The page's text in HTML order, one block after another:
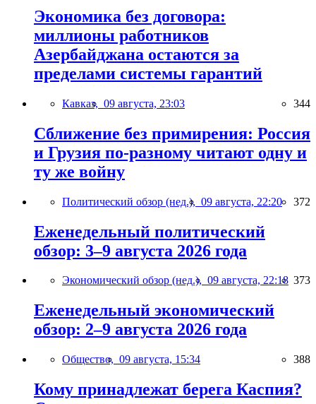
Экономика без договора:
миллионы работников
Азербайджана остаются за
пределами системы гарантий
Кавказ, 09 августа, 23:03 344
Сближение без примирения: Россия
и Грузия по-разному читают одну и
ту же войну
Политический обзор (нед.), 09 августа, 22:20 372
Еженедельный политический
обзор: 3–9 августа 2026 года
Экономический обзор (нед.), 09 августа, 22:18 373
Еженедельный экономический
обзор: 2–9 августа 2026 года
Общество, 09 августа, 15:34 388
Кому принадлежат берега Каспия?